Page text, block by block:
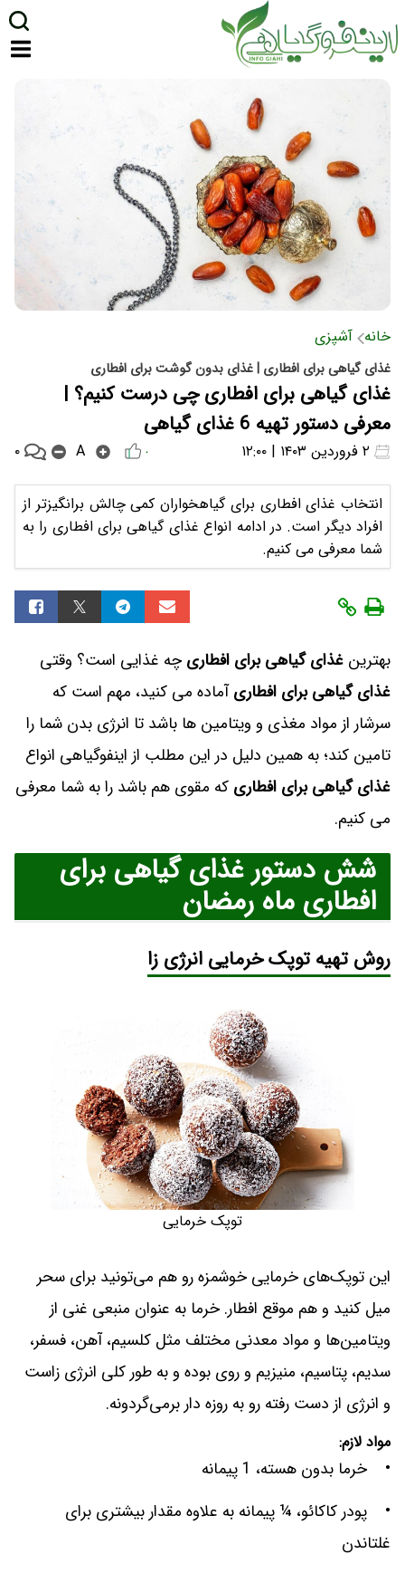
خانه آشپزی
غذای گیاهی برای افطاری | غذای بدون گوشت برای افطاری
غذای گیاهی برای افطاری چی درست کنیم؟ |
معرفی دستور تهیه 6 غذای گیاهی
۰ A ۰
انتخاب غذای افطاری برای گیاهخواران کمی چالش ‌برانگیزتر از
افراد دیگر است. در ادامه انواع غذای گیاهی برای افطاری را به
شما معرفی می کنیم.
بهترین غذای گیاهی برای افطاری چه غذایی است؟ وقتی
غذای گیاهی برای افطاری‌آماده می ‌کنید، مهم است که
سرشار از مواد مغذی و ویتامین ها باشد تا انرژی بدن شما را
تامین کند؛ به همین دلیل در این مطلب از اینفوگیاهی انواع
غذای گیاهی برای افطاری که مقوی هم باشد را به شما معرفی
می کنیم.
شش دستور غذای گیاهی برای
افطاری ماه رمضان
روش تهیه توپک خرمایی انرژی زا
توپک خرمایی
این توپک‌های خرمایی خوشمزه رو هم می‌تونید برای سحر
میل کنید و هم موقع افطار. خرما به عنوان منبعی غنی از
ویتامین‌ها و مواد معدنی مختلف مثل کلسیم، آهن، فسفر،
سدیم، پتاسیم، منیزیم و روی بوده و به طور کلی انرژی زاست
و انرژی از دست رفته رو به روزه دار برمی‌گردونه.
مواد لازم:
• خرما بدون هسته، 1 پیمانه
• پودر کاکائو، ¼ پیمانه به علاوه مقدار بیشتری برای
غلتاندن